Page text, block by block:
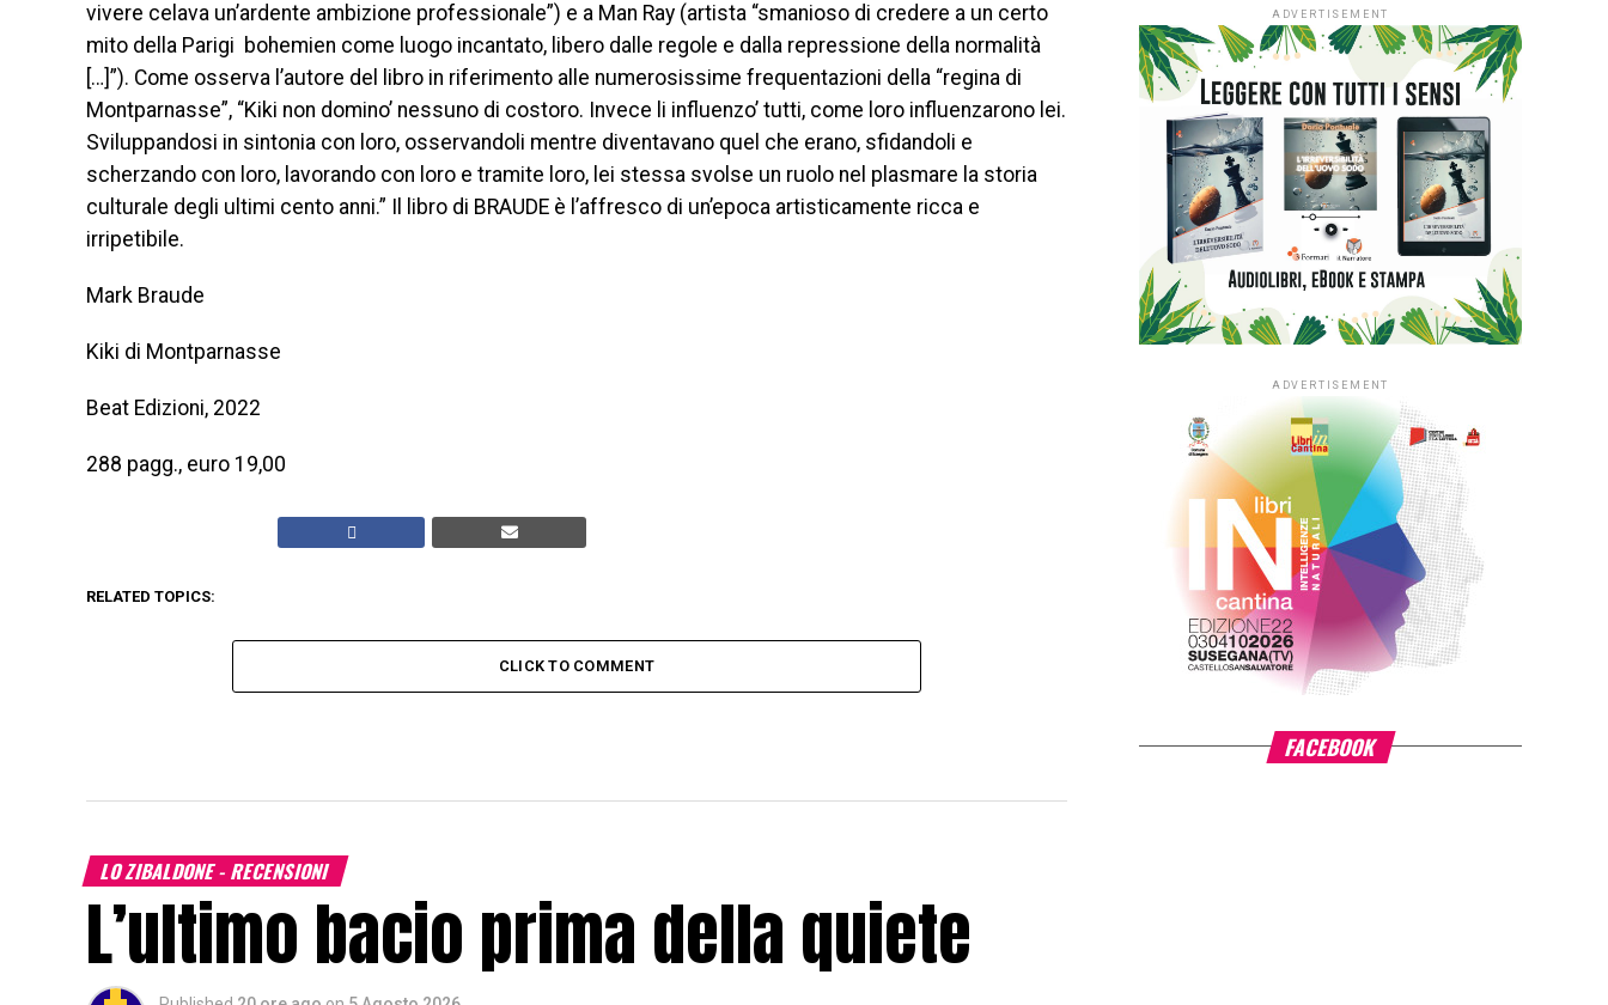
vivere celava un’ardente ambizione professionale”) e a Man Ray (artista “smanioso di credere a un certo
mito della Parigi bohemien come luogo incantato, libero dalle regole e dalla repressione della normalità
[…]”). Come osserva l’autore del libro in riferimento alle numerosissime frequentazioni della “regina di
Montparnasse”, “Kiki non domino’ nessuno di costoro. Invece li influenzo’ tutti, come loro influenzarono lei.
Sviluppandosi in sintonia con loro, osservandoli mentre diventavano quel che erano, sfidandoli e
scherzando con loro, lavorando con loro e tramite loro, lei stessa svolse un ruolo nel plasmare la storia
culturale degli ultimi cento anni.” Il libro di BRAUDE è l’affresco di un’epoca artisticamente ricca e
irripetibile.
Mark Braude
Kiki di Montparnasse
Beat Edizioni, 2022
288 pagg., euro 19,00
RELATED TOPICS:
CLICK TO COMMENT
LO ZIBALDONE - RECENSIONI
L’ultimo bacio prima della quiete
ADVERTISEMENT
ADVERTISEMENT
FACEBOOK